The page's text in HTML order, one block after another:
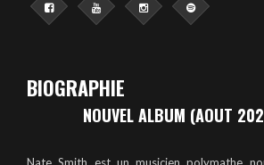
BIOGRAPHIE
NOUVEL ALBUM (AOUT